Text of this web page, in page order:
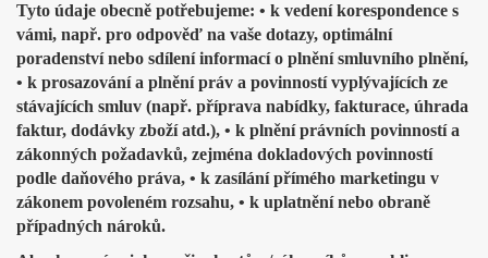
Tyto údaje obecně potřebujeme: • k vedení korespondence s
vámi, např. pro odpověď na vaše dotazy, optimální
poradenství nebo sdílení informací o plnění smluvního plnění,
• k prosazování a plnění práv a povinností vyplývajících ze
stávajících smluv (např. příprava nabídky, fakturace, úhrada
faktur, dodávky zboží atd.), • k plnění právních povinností a
zákonných požadavků, zejména dokladových povinností
podle daňového práva, • k zasílání přímého marketingu v
zákonem povoleném rozsahu, • k uplatnění nebo obraně
případných nároků.